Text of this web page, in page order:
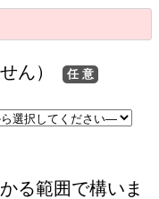
ん） 任 意
る範囲で構いま